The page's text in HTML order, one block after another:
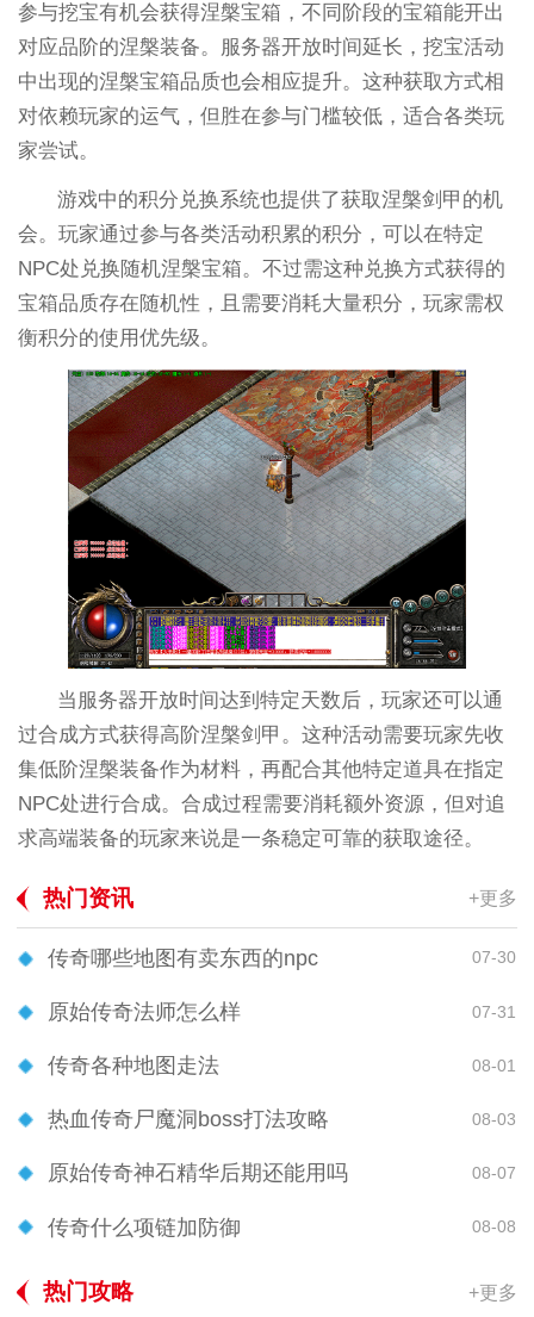
参与挖宝有机会获得涅槃宝箱，不同阶段的宝箱能开出
对应品阶的涅槃装备。服务器开放时间延长，挖宝活动
中出现的涅槃宝箱品质也会相应提升。这种获取方式相
对依赖玩家的运气，但胜在参与门槛较低，适合各类玩
家尝试。
游戏中的积分兑换系统也提供了获取涅槃剑甲的机
会。玩家通过参与各类活动积累的积分，可以在特定
NPC处兑换随机涅槃宝箱。不过需这种兑换方式获得的
宝箱品质存在随机性，且需要消耗大量积分，玩家需权
衡积分的使用优先级。
当服务器开放时间达到特定天数后，玩家还可以通
过合成方式获得高阶涅槃剑甲。这种活动需要玩家先收
集低阶涅槃装备作为材料，再配合其他特定道具在指定
NPC处进行合成。合成过程需要消耗额外资源，但对追
求高端装备的玩家来说是一条稳定可靠的获取途径。
热门资讯 +更多
传奇哪些地图有卖东西的npc 07-30
原始传奇法师怎么样 07-31
传奇各种地图走法 08-01
热血传奇尸魔洞boss打法攻略 08-03
原始传奇神石精华后期还能用吗 08-07
传奇什么项链加防御 08-08
热门攻略 +更多